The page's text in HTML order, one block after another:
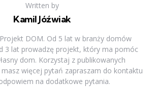
Written by
Kamil Jóźwiak
DOM. Od 5 lat w branży domów
3 lat prowadzę projekt, który ma pomóc
dom. Korzystaj z publikowanych
masz więcej pytań zapraszam do kontaktu
na dodatkowe pytania.